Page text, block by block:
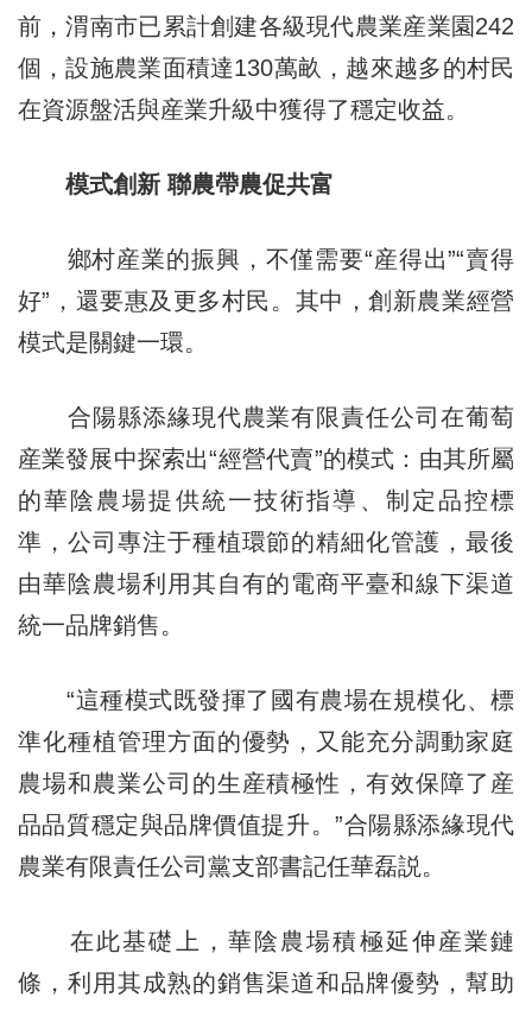
前，渭南市已累計創建各級現代農業産業園242
個，設施農業面積達130萬畝，越來越多的村民
在資源盤活與産業升級中獲得了穩定收益。
模式創新 聯農帶農促共富
鄉村産業的振興，不僅需要“産得出”“賣得
好”，還要惠及更多村民。其中，創新農業經營
模式是關鍵一環。
合陽縣添緣現代農業有限責任公司在葡萄
産業發展中探索出“經營代賣”的模式：由其所屬
的華陰農場提供統一技術指導、制定品控標
準，公司專注于種植環節的精細化管護，最後
由華陰農場利用其自有的電商平臺和線下渠道
統一品牌銷售。
“這種模式既發揮了國有農場在規模化、標
準化種植管理方面的優勢，又能充分調動家庭
農場和農業公司的生産積極性，有效保障了産
品品質穩定與品牌價值提升。”合陽縣添緣現代
農業有限責任公司黨支部書記任華磊説。
在此基礎上，華陰農場積極延伸産業鏈
條，利用其成熟的銷售渠道和品牌優勢，幫助